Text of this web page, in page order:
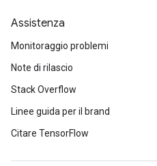
Assistenza
Monitoraggio problemi
Note di rilascio
Stack Overflow
Linee guida per il brand
Citare TensorFlow